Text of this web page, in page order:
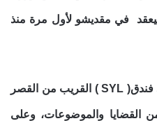
في مقديشو لأول مرة منذ
ويناقش المؤتمر الذي سيعقد في فندق( SYL ) القريب من القصر
القضايا والموضوعات، وعلى